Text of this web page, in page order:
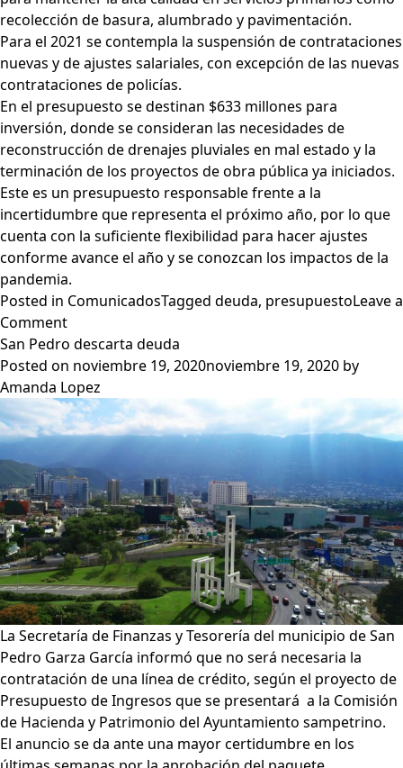
recolección de basura, alumbrado y pavimentación.
Para el 2021 se contempla la suspensión de contrataciones
nuevas y de ajustes salariales, con excepción de las nuevas
contrataciones de policías.
En el presupuesto se destinan $633 millones para
inversión, donde se consideran las necesidades de
reconstrucción de drenajes pluviales en mal estado y la
terminación de los proyectos de obra pública ya iniciados.
Este es un presupuesto responsable frente a la
incertidumbre que representa el próximo año, por lo que
cuenta con la suficiente flexibilidad para hacer ajustes
conforme avance el año y se conozcan los impactos de la
pandemia.
Posted in ComunicadosTagged deuda, presupuestoLeave a
Commenton
Prepara
San
Pedro
presupuesto
con
ahorros
y
cero
deuda
San Pedro descarta deuda
Posted on noviembre 19, 2020noviembre 19, 2020 by
Amanda Lopez
La Secretaría de Finanzas y Tesorería del municipio de San
Pedro Garza García informó que no será necesaria la
contratación de una línea de crédito, según el proyecto de
Presupuesto de Ingresos que se presentará a la Comisión
de Hacienda y Patrimonio del Ayuntamiento sampetrino.
El anuncio se da ante una mayor certidumbre en los